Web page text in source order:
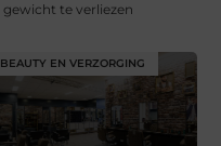
gewicht te verliezen
BEAUTY EN VERZORGING